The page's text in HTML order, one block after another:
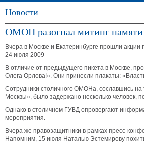
Новости
ОМОН разогнал митинг
Вчера в Москве и Екатеринбурге прошли
24 июля 2009
В отличие от предыдущего пикета в Москве,
Олега Орлова!». Они принесли плакаты:
Сотрудники столичного ОМОНа, сославшись на
Москвы», было задержано несколько человек,
Однако в столичном ГУВД опровергают
мероприятия.
Вчера же правозащитники в рамках пресс-
Напомним, 15 июля Наталью Эстемирову